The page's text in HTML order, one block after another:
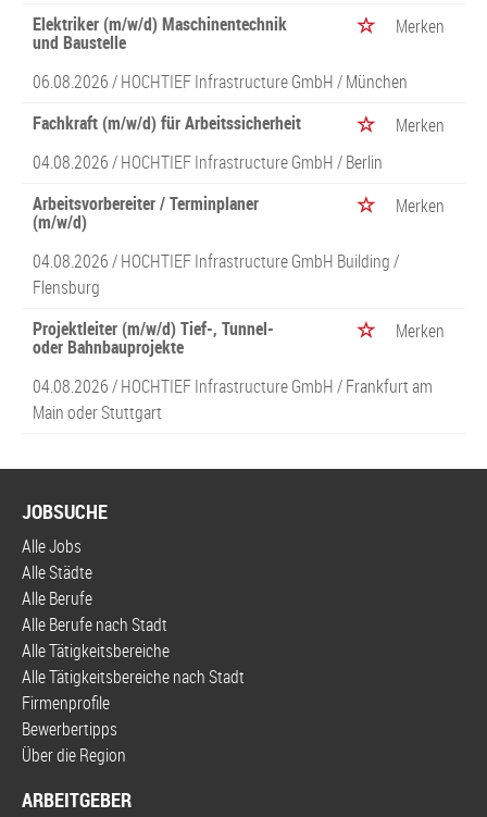
Elektriker (m/w/d) Maschinentechnik
und Baustelle
Merken
06.08.2026 /HOCHTIEF Infrastructure GmbH/ München
Fachkraft (m/w/d) für Arbeitssicherheit
Merken
04.08.2026 /HOCHTIEF Infrastructure GmbH/ Berlin
Arbeitsvorbereiter / Terminplaner
(m/w/d)
Merken
04.08.2026 /HOCHTIEF Infrastructure GmbH Building/
Flensburg
Projektleiter (m/w/d) Tief-, Tunnel-
oder Bahnbauprojekte
Merken
04.08.2026 /HOCHTIEF Infrastructure GmbH/ Frankfurt am
Main oder Stuttgart
JOBSUCHE
Alle Jobs
Alle Städte
Alle Berufe
Alle Berufe nach Stadt
Alle Tätigkeitsbereiche
Alle Tätigkeitsbereiche nach Stadt
Firmenprofile
Bewerbertipps
Über die Region
ARBEITGEBER